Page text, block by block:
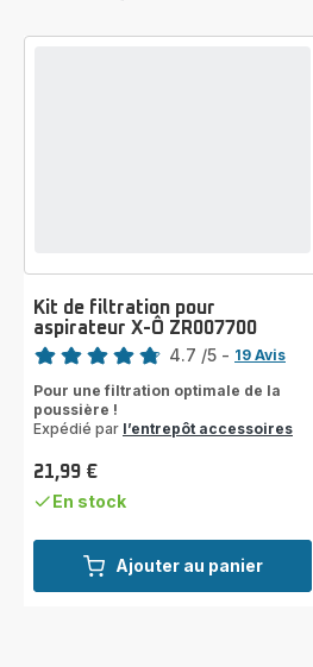
Ajouter au panier
Kit de filtration pour
aspirateur X-Ô ZR007700
Note
4.7 /5 - 19 Avis
Pour une filtration optimale de la
poussière !
Expédié par l’entrepôt accessoires
Prix
21,99 €
En stock